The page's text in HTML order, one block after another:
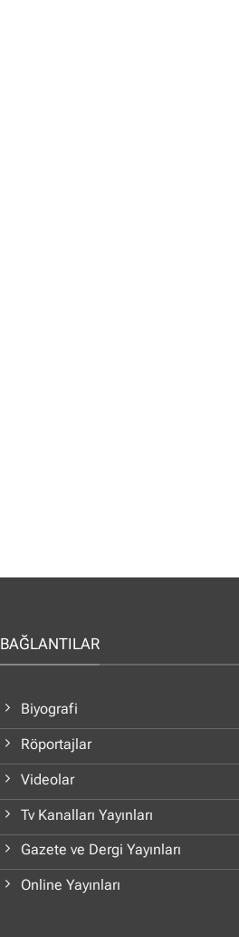
BAĞLANTILAR
Biyografi
Röportajlar
Videolar
Tv Kanalları Yayınları
Gazete ve Dergi Yayınları
Online Yayınları